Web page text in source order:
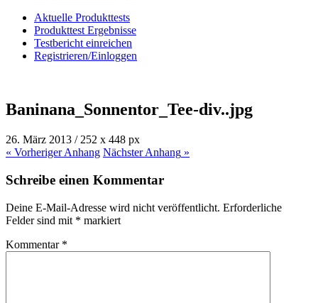
Aktuelle Produkttests
Produkttest Ergebnisse
Testbericht einreichen
Registrieren/Einloggen
Baninana_Sonnentor_Tee-div..jpg
26. März 2013 / 252 x 448 px
« VorherigerAnhang NächsterAnhang »
Schreibe einen Kommentar
Deine E-Mail-Adresse wird nicht veröffentlicht. Erforderliche
Felder sind mit * markiert
Kommentar *